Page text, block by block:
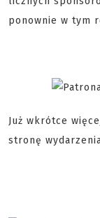
ponownie w tym
Już wkrótce
stronę